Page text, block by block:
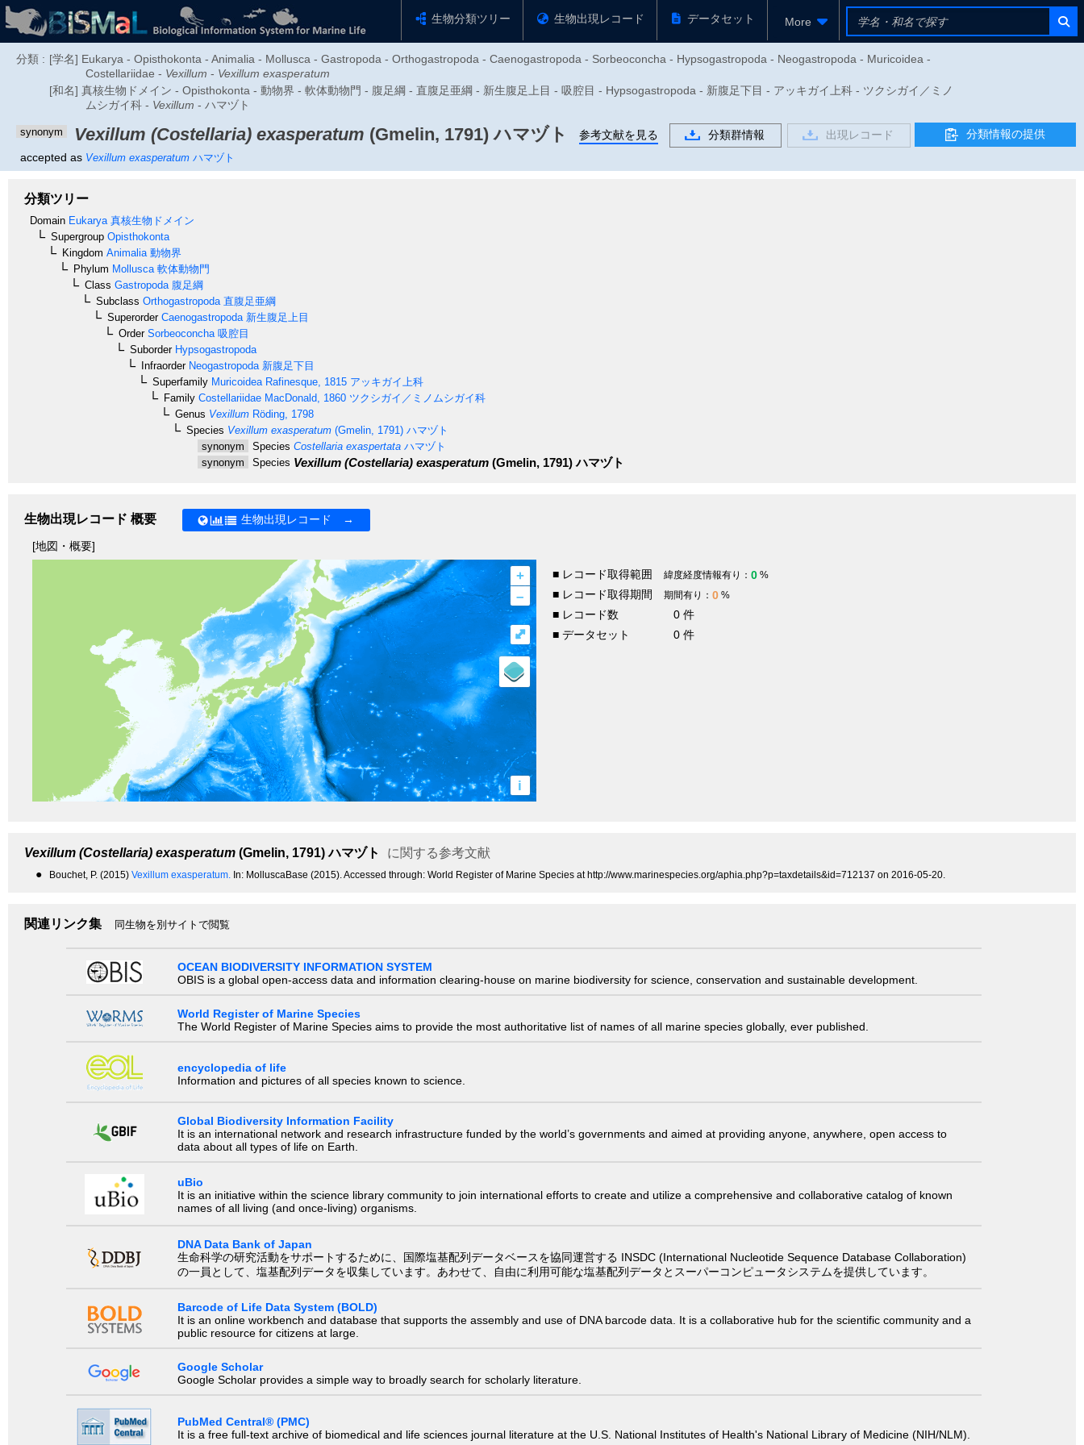
生物分類ツリー 生物出現レコード データセット More
分類 : [学名] Eukarya - Opisthokonta - Animalia - Mollusca - Gastropoda - Orthogastropoda - Caenogastropoda - Sorbeoconcha - Hypsogastropoda - Neogastropoda - Muricoidea -
Costellariidae - Vexillum - Vexillum exasperatum
[和名] 真核生物ドメイン - Opisthokonta - 動物界 - 軟体動物門 - 腹足綱 - 直腹足亜綱 - 新生腹足上目 - 吸腔目 - Hypsogastropoda - 新腹足下目 - アッキガイ上科 - ツクシガイ／ミノ
ムシガイ科 - Vexillum - ハマヅト
synonym Vexillum (Costellaria) exasperatum (Gmelin, 1791) ハマヅト
accepted as Vexillum exasperatum ハマヅト
参考文献を見る 分類群情報 出現レコード 分類情報の提供
分類ツリー
Domain Eukarya真核生物ドメイン
Supergroup Opisthokonta
Kingdom Animalia動物界
Phylum Mollusca軟体動物門
Class Gastropoda腹足綱
Subclass Orthogastropoda直腹足亜綱
SuperorderCaenogastropoda新生腹足上目
OrderSorbeoconcha吸腔目
SuborderHypsogastropoda
InfraorderNeogastropoda新腹足下目
Superfamily MuricoideaRafinesque, 1815 アッキガイ上科
Family Costellariidae MacDonald, 1860 ツクシガイ／ミノムシガイ科
Genus Vexillum Röding, 1798
Species Vexillum exasperatum (Gmelin, 1791) ハマヅト
synonym
Species Costellaria exaspertata ハマヅト
synonym
Species Vexillum (Costellaria) exasperatum (Gmelin, 1791)ハマヅト
生物出現レコード 概要 生物出現レコード →
[地図・概要]
+
–
i
⤢
■ レコード取得範囲 緯度経度情報有り： 0 %
■ レコード取得期間 期間有り： 0 %
■ レコード数
0 件
■ データセット
0 件
Vexillum (Costellaria) exasperatum (Gmelin, 1791)ハマヅト に関する参考文献
● Bouchet, P. (2015) Vexillum exasperatum. In: MolluscaBase (2015). Accessed through: World Register of Marine Species at http://www.marinespecies.org/aphia.php?p=taxdetails&id=712137 on 2016-05-20.
関連リンク集 同生物を別サイトで閲覧
OCEAN BIODIVERSITY INFORMATION SYSTEM
OBIS is a global open-access data and information clearing-house on marine biodiversity for science, conservation and sustainable development.
World Register of Marine Species
The World Register of Marine Species aims to provide the most authoritative list of names of all marine species globally, ever published.
encyclopedia of life
Information and pictures of all species known to science.
Global Biodiversity Information Facility
It is an international network and research infrastructure funded by the world’s governments and aimed at providing anyone, anywhere, open access to
data about all types of life on Earth.
uBio
It is an initiative within the science library community to join international efforts to create and utilize a comprehensive and collaborative catalog of known
names of all living (and once-living) organisms.
DNA Data Bank of Japan
生命科学の研究活動をサポートするために、国際塩基配列データベースを協同運営する INSDC (International Nucleotide Sequence Database Collaboration)
の一員として、塩基配列データを収集しています。あわせて、自由に利用可能な塩基配列データとスーパーコンピュータシステムを提供しています。
Barcode of Life Data System (BOLD)
It is an online workbench and database that supports the assembly and use of DNA barcode data. It is a collaborative hub for the scientific community and a
public resource for citizens at large.
Google Scholar
Google Scholar provides a simple way to broadly search for scholarly literature.
PubMed Central® (PMC)
It is a free full-text archive of biomedical and life sciences journal literature at the U.S. National Institutes of Health's National Library of Medicine (NIH/NLM).